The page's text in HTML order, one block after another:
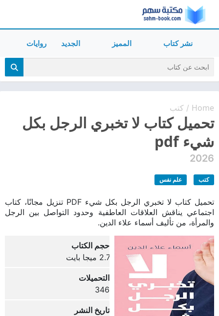
نشر كتاب المميز الجديد روايات
Home
/ كتب
تحميل كتاب لا تخبري الرجل بكل
شيء pdf
2026
كتب علم نفس
تحميل كتاب لا تخبري الرجل بكل شيء PDF تنزيل مجانًا، كتاب
اجتماعي يناقش العلاقات العاطفية وحدود التواصل بين الرجل
والمرأة، من تأليف أسماء علاء الدين.
حجم الكتاب
2.7 ميجا بايت
التحميلات
346
تاريخ النشر